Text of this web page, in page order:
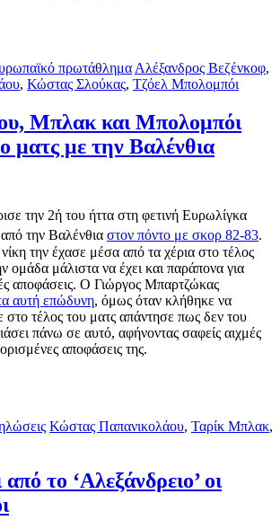
πρωτάθλημαΑλέξανδρος Βεζένκοφ,
, Κώστας Σλούκας, Τζόελ Μπολομπόι
Μπλακ και Μπολομπόι
ματς με την Βαλένθια
την 2ή του ήττα στη φετινή Ευρωλίγκα
την Βαλένθια στον πόντο με σκορ 82-83.
την έχασε μέσα από τα χέρια στο τέλος
ομάδα μάλιστα να έχει και παράπονα για
αποφάσεις. Ο Γιώργος Μπαρτζώκας
αυτή επώδυνη, όμως όταν κλήθηκε να
στο τέλος του ματς απάντησε πως δεν του
πάνω σε αυτό, αφήνοντας σαφείς αιχμές
αποφάσεις της.
Κώστας Παπανικολάου, Ταρίκ Μπλακ,
το ‘Αλεξάνδρειο’ οι